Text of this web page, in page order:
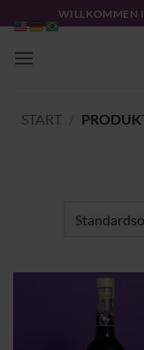
Inhalt
springen
WILLKOMMEN
START